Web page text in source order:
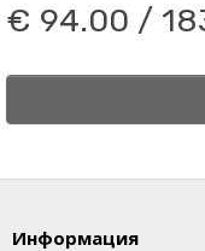
€ 94.00 /
Информация